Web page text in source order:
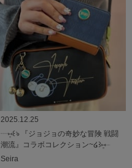
2025.12.25
┈⑅̥꒰ঌ 『ジョジョの奇妙な冒険 戦闘
潮流』コラボコレクション~໒꒱⑅̥┈
Seira